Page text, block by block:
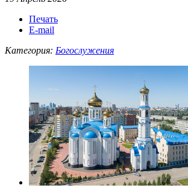
Печать
E-mail
Категория: Богослужения